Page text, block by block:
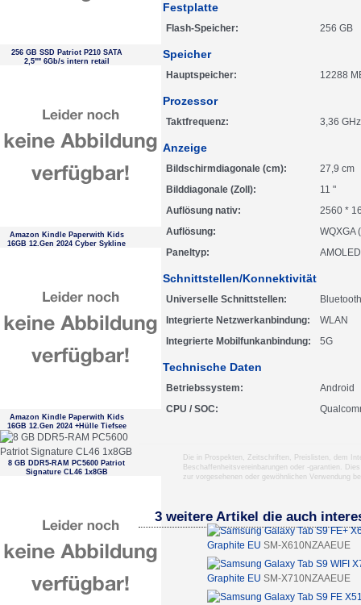
256 GB SSD Patriot P210 SATA
2,5"" 6Gb/s intern retail
Amazon Kindle Paperwith Kids
16GB 12.Gen 2024 Cyber Sykline
Amazon Kindle Paperwith Kids
16GB 12.Gen 2024 +Hülle Tiefsee
8 GB DDR5-RAM PC5600 Patriot
Signature CL46 1x8GB
Festplatte
Flash-Speicher 256 GB
Speicher
Hauptspeicher 12288
Prozessor
Taktfrequenz 3,36 GHz
Anzeige
Bildschirmdiagonale (cm)
27,9 cm
Bilddiagonale (Zoll)
11 "
Auflösung nativ
2560 *
Auflösung
WQXGA
Paneltyp
AMOLED
Schnittstellen/Konnektivität
Universelle Schnittstellen
Bluetooth
Integrierte Netzwerkanbindung
WLAN
Integrierte Mobilfunkanbindung
5G
Technische Daten
Betriebssystem
Android
CPU / SOC
Die in Prospekten, Zeitschriften, Preislisten, dem
Beschaffenheitsvereinbarungen oder -garantien.
zur vorgesehenen oder gewöhnlichen Verwendung
3 weitere Artikel die auch
Graphite EU SM-X610NZAAEUE
Graphite EU SM-X710NZAAEUE